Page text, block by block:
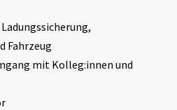
Fahrzeug
mit Kolleg:innen und